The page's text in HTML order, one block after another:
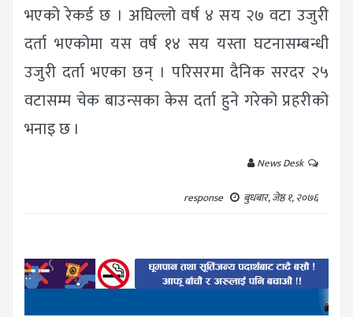
भएको रेकर्ड छ । अघिल्लो वर्ष ४ सय २७ वटा उजुरी
दर्ता भएकोमा यस वर्ष १४ सय यस्ता घटनासम्बन्धी
उजुरी दर्ता भएका छन् । परिसरमा दैनिक सरदर २५
वटासम्म चेक बाउन्सका केस दर्ता हुने गरेको प्रहरीको
भनाइ छ ।
News Desk
response
बुधबार, जेष्ठ १, २०७६